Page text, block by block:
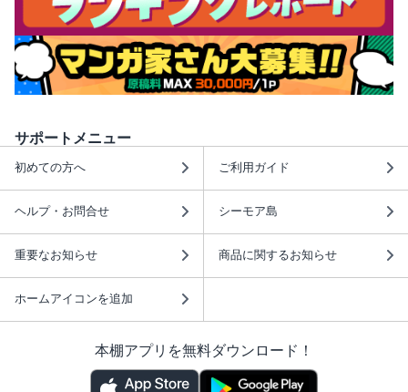
サポートメニュー
初めての方へ ご利用ガイド
ヘルプ・お問合せ シーモア島
重要なお知らせ 商品に関するお知らせ
ホームアイコンを追加
本棚アプリを無料ダウンロード！